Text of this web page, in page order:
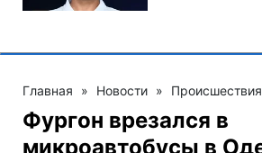
Главная » Новости » Происшествия
Фургон врезался в
микроавтобусы в